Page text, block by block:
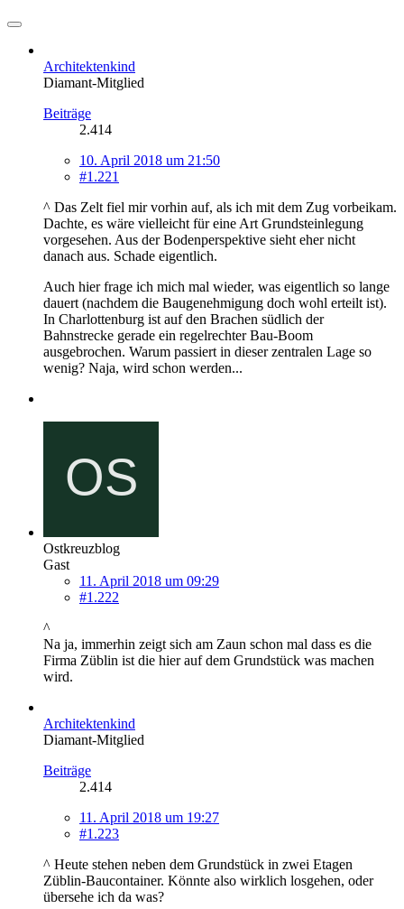
Architektenkind
Diamant-Mitglied
Beiträge
2.414
10. April 2018 um 21:50
#1.221
^ Das Zelt fiel mir vorhin auf, als ich mit dem Zug vorbeikam.
Dachte, es wäre vielleicht für eine Art Grundsteinlegung
vorgesehen. Aus der Bodenperspektive sieht eher nicht
danach aus. Schade eigentlich.
Auch hier frage ich mich mal wieder, was eigentlich so lange
dauert (nachdem die Baugenehmigung doch wohl erteilt ist).
In Charlottenburg ist auf den Brachen südlich der
Bahnstrecke gerade ein regelrechter Bau-Boom
ausgebrochen. Warum passiert in dieser zentralen Lage so
wenig? Naja, wird schon werden...
Ostkreuzblog
Gast
11. April 2018 um 09:29
#1.222
^
Na ja, immerhin zeigt sich am Zaun schon mal dass es die
Firma Züblin ist die hier auf dem Grundstück was machen
wird.
Architektenkind
Diamant-Mitglied
Beiträge
2.414
11. April 2018 um 19:27
#1.223
^ Heute stehen neben dem Grundstück in zwei Etagen
Züblin-Baucontainer. Könnte also wirklich losgehen, oder
übersehe ich da was?